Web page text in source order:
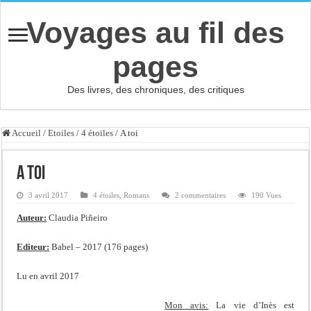
Voyages au fil des
pages
Des livres, des chroniques, des critiques
Accueil / Etoiles / 4 étoiles / A toi
A toi
3 avril 2017 4 étoiles ,Romans 2 commentaires 190 Vues
Auteur: Claudia Piñeiro
Editeur: Babel – 2017 (176 pages)
Lu en avril 2017
Mon avis: La vie d’Inès est